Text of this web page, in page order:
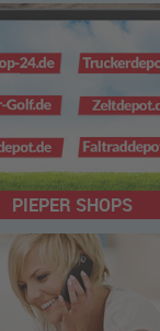
PIEPER SHOPS